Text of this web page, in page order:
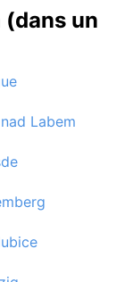
un
Labem